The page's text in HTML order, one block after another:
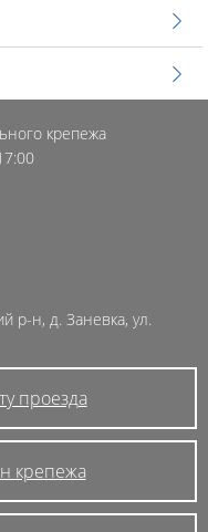
крепежа
р-н, д. Заневка, ул.
проезда
крепежа